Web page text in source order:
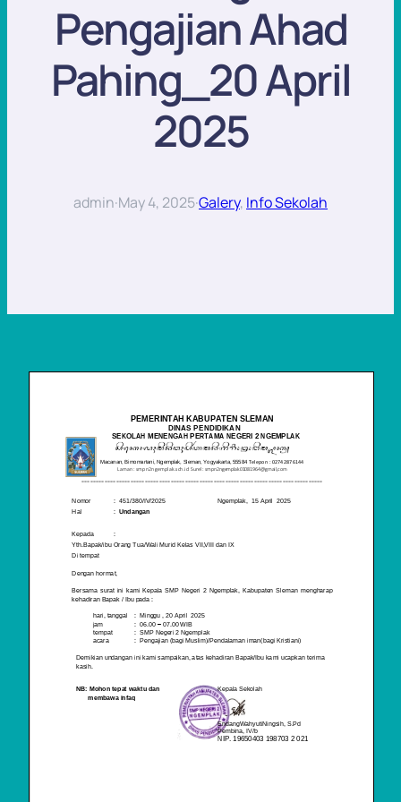
Pengajian Ahad
Pahing_20 April
2025
admin·May 4, 2025·Galery, Info Sekolah